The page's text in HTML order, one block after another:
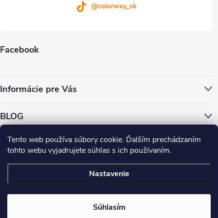
Tento web používa súbory cookie. Ďalším prechádzaním
tohto webu vyjadrujete súhlas s ich používaním.
Nastavenie
Súhlasím
Facebook
Informácie pre Vás
BLOG
@colorway_sk
ColorWay.cz ColorWay.sk ColorWay.com
CapitalSystem.eu
Copyright 2026. Všetky práva vyhradené.